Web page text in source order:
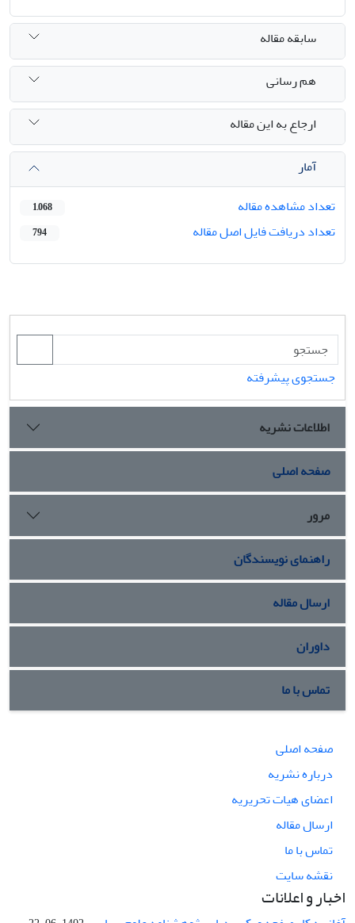
سابقه مقاله
هم رسانی
ارجاع به این مقاله
آمار
تعداد مشاهده مقاله
1,068
تعداد دریافت فایل اصل مقاله 794
جستجوی پیشرفته
اطلاعات نشریه
صفحه اصلی
مرور
راهنمای نویسندگان
ارسال مقاله
داوران
تماس با ما
صفحه اصلی
درباره نشریه
اعضای هیات تحریریه
ارسال مقاله
تماس با ما
نقشه سایت
اخبار و اعلانات